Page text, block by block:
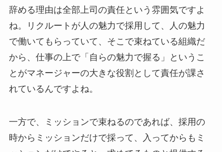
辞める理由は全部上司の責任という雰囲気ですよ
ね。リクルートが人の魅力で採用して、人の魅力
で働いてもらっていて、そこで束ねている組織だ
から、仕事の上で「自らの魅力で握る」というこ
とがマネージャーの大きな役割として責任が課さ
れているんですよね。
一方で、ミッションで束ねるのであれば、採用の
時からミッションだけで採って、入ってからもミ